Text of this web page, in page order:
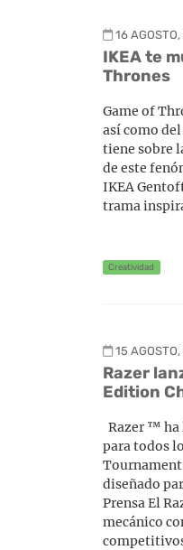
16
IKEA te
Thrones
Game of
así como
tiene sobre
de este
IKEA
trama
Creatividad
15
Razer
Edition
Razer ™ ha
para todos
diseñado
Prensa El
mecánico